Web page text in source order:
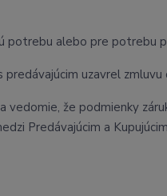
alebo pre potrebu
uzavrel
vedomie, že podmienky
Predávajúcim a